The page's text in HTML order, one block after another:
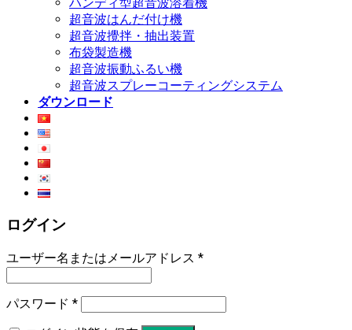
超音波はんだ付け機
超音波攪拌・抽出装置
布袋製造機
超音波振動ふるい機
超音波スプレーコーティングシステム
ダウンロード
ログイン
ユーザー名またはメールアドレス *
パスワード *